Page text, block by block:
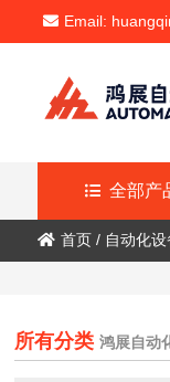
Email:
全部产
首页/ 自动化
所有分类 鸿展自动